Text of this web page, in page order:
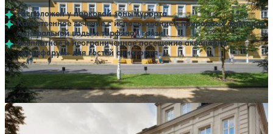
Расположен у парковой зоны курорта
Качественное лечение с использованием природных факторов
минеральной воды и торфяной грязи
Бесплатное и неограниченное посещение аквапарка
«Аквафорум» для гостей санатория
Профилей лечения:1 Открытый бассейн
Санаторий Badenia Hotel Praha
Франтишкови-Лазне
Нет цен или свободных мест на выбранные даты
Выбрать другой вариант